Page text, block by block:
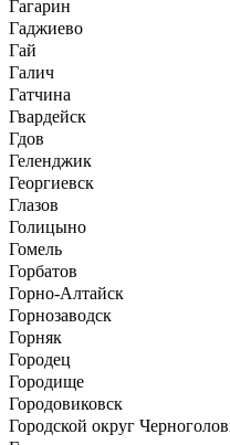
Гагарин
Гаджиево
Гай
Галич
Гатчина
Гвардейск
Гдов
Геленджик
Георгиевск
Глазов
Голицыно
Гомель
Горбатов
Горно-Алтайск
Горнозаводск
Горняк
Городец
Городище
Городовиковск
Городской округ